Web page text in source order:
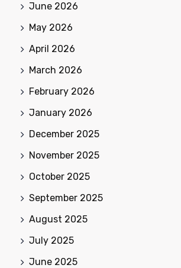
June 2026
May 2026
April 2026
March 2026
February 2026
January 2026
December 2025
November 2025
October 2025
September 2025
August 2025
July 2025
June 2025